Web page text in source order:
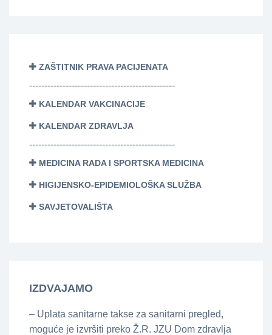
ZAŠTITNIK PRAVA PACIJENATA
------------------------------------------------
KALENDAR VAKCINACIJE
KALENDAR ZDRAVLJA
------------------------------------------------
MEDICINA RADA I SPORTSKA MEDICINA
HIGIJENSKO-EPIDEMIOLOŠKA SLUŽBA
SAVJETOVALIŠTA
IZDVAJAMO
– Uplata sanitarne takse za sanitarni pregled,
moguće je izvršiti preko Ž.R. JZU Dom zdravlja